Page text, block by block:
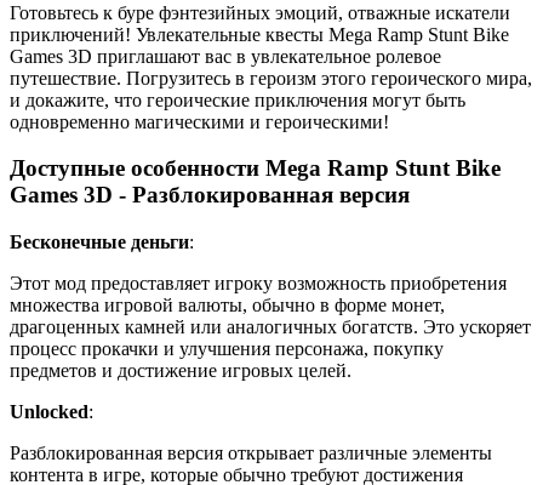
Готовьтесь к буре фэнтезийных эмоций, отважные искатели
приключений! Увлекательные квесты Mega Ramp Stunt Bike
Games 3D приглашают вас в увлекательное ролевое
путешествие. Погрузитесь в героизм этого героического мира,
и докажите, что героические приключения могут быть
одновременно магическими и героическими!
Доступные особенности Mega Ramp Stunt Bike
Games 3D - Разблокированная версия
Бесконечные деньги:
Этот мод предоставляет игроку возможность приобретения
множества игровой валюты, обычно в форме монет,
драгоценных камней или аналогичных богатств. Это ускоряет
процесс прокачки и улучшения персонажа, покупку
предметов и достижение игровых целей.
Unlocked:
Разблокированная версия открывает различные элементы
контента в игре, которые обычно требуют достижения